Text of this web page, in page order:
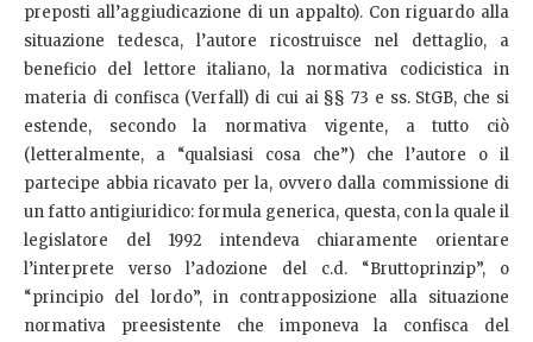
preposti all’aggiudicazione di un appalto). Con riguardo alla
situazione tedesca, l’autore ricostruisce nel dettaglio, a
beneficio del lettore italiano, la normativa codicistica in
materia di confisca (Verfall) di cui ai §§ 73 e ss. StGB, che si
estende, secondo la normativa vigente, a tutto ciò
(letteralmente, a “qualsiasi cosa che”) che l’autore o il
partecipe abbia ricavato per la, ovvero dalla commissione di
un fatto antigiuridico: formula generica, questa, con la quale il
legislatore del 1992 intendeva chiaramente orientare
l’interprete verso l’adozione del c.d. “Bruttoprinzip”, o
“principio del lordo”, in contrapposizione alla situazione
normativa preesistente che imponeva la confisca del